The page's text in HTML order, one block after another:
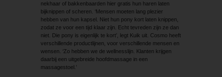
nekhaar of bakkenbaarden hier gratis hun haren laten
bijknippen of scheren. ‘Mensen moeten lang plezier
hebben van hun kapsel. Niet hun pony kort laten knippen,
zodat ze voor een tijd klaar zijn. Echt tevreden zijn ze dan
niet. Die pony is eigenlijk te kort’, legt Kuik uit. Cosmo heeft
verschillende productlijnen, voor verschillende mensen en
wensen. ‘Zo hebben we de wellnesslijn. Klanten krijgen
daarbij een uitgebreide hoofdmassage in een
massagestoel.’